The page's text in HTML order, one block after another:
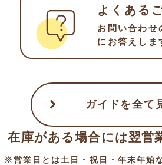
よくある
お問い合わせ
にお答えしま
ガイドを全て
在庫がある場合には翌営
※営業日とは土日・祝日・年末年始